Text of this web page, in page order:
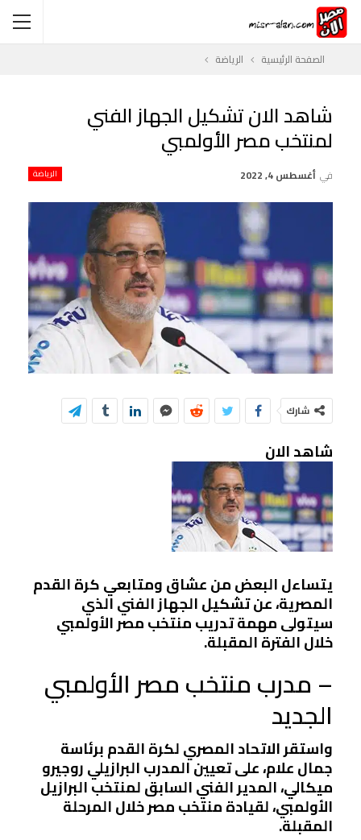
الصفحة الرئيسية الرياضة
شاهد الان تشكيل الجهاز الفني
لمنتخب مصر الأولمبي
الرياضة في أغسطس 4, 2022
شارك
شاهد الان
يتساءل البعض من عشاق ومتابعي كرة القدم
المصرية، عن تشكيل الجهاز الفني الذي
سيتولى مهمة تدريب منتخب مصر الأولمبي
خلال الفترة المقبلة.
– مدرب منتخب مصر الأولمبي
الجديد
واستقر الاتحاد المصري لكرة القدم برئاسة
جمال علام، على تعيين المدرب البرازيلي روجيرو
ميكالي، المدير الفني السابق لمنتخب البرازيل
الأولمبي، لقيادة منتخب مصر خلال المرحلة
المقبلة.